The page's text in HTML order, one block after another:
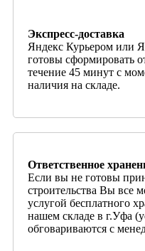
Экспресс-доставка
Яндекс Курьером или
готовы сформировать
течение 45 минут с
наличия на складе.
Ответственное
Если вы не готовы
строительства Вы все
услугой бесплатного
нашем складе в г.Уфа
обговариваются с